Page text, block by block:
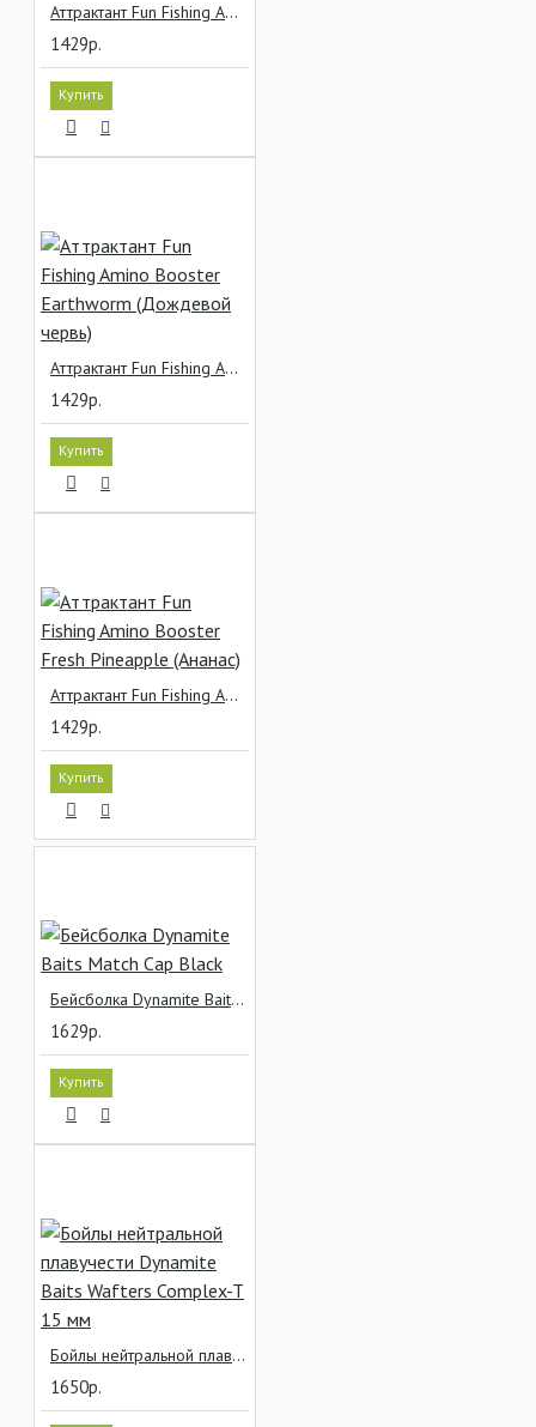
Аттрактант Fun Fishing Amino Booster Cream & Cranberry (Крем & Клюква)
1429р.
Купить
Аттрактант Fun Fishing Amino Booster Earthworm (Дождевой червь)
1429р.
Купить
Аттрактант Fun Fishing Amino Booster Fresh Pineapple (Ананас)
1429р.
Купить
Бейсболка Dynamite Baits Match Cap Black
1629р.
Купить
Бойлы нейтральной плавучести Dynamite Baits Wafters Complex-T 15 мм
1650р.